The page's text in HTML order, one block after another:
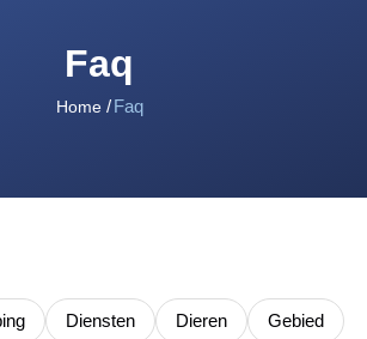
Faq
Home Faq
Diensten Dieren Gebied